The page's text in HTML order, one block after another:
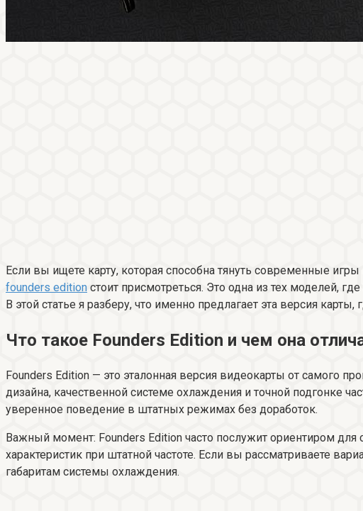
Если вы ищете карту, которая способна тянуть современные
founders edition стоит присмотреться. Это одна из тех моделей,
В этой статье я разберу, что именно предлагает эта версия
Что такое Founders Edition и чем она
Founders Edition — это эталонная версия видеокарты от самого
дизайна, качественной системе охлаждения и точной подгонке
уверенное поведение в штатных режимах без доработок.
Важный момент: Founders Edition часто послужит ориентиром
характеристик при штатной частоте. Если вы рассматриваете
габаритам системы охлаждения.